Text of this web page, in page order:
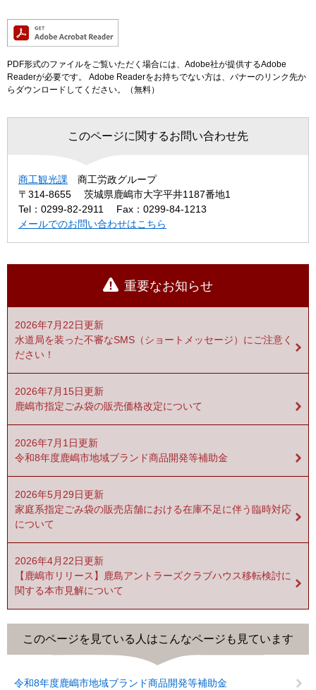
PDF形式のファイルをご覧いただく場合には、Adobe社が提供するAdobe
Readerが必要です。
Adobe Readerをお持ちでない方は、バナーのリンク先か
らダウンロードしてください。（無料）
このページに関するお問い合わせ先
商工観光課
商工労政グループ
〒314-8655
茨城県鹿嶋市大字平井1187番地1
Tel：0299-82-2911
Fax：0299-84-1213
メールでのお問い合わせはこちら
重要なお知らせ
2026年7月22日更新
水道局を装った不審なSMS（ショートメッセージ）にご注意く
ださい！
2026年7月15日更新
鹿嶋市指定ごみ袋の販売価格改定について
2026年7月1日更新
令和8年度鹿嶋市地域ブランド商品開発等補助金
2026年5月29日更新
家庭系指定ごみ袋の販売店舗における在庫不足に伴う臨時対応
について
2026年4月22日更新
【鹿嶋市リリース】鹿島アントラーズクラブハウス移転検討に
関する本市見解について
このページを見ている人はこんなページも見ています
令和8年度鹿嶋市地域ブランド商品開発等補助金